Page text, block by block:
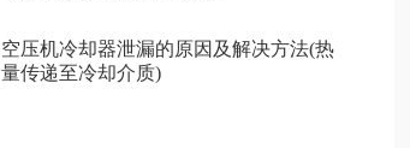
空压机冷却器泄漏的原因及解决方法(热
量传递至冷却介质)